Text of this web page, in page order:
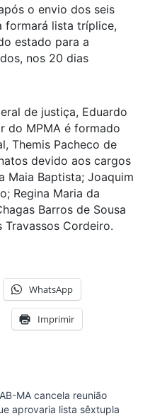
o envio dos seis
formará lista tríplice,
estado para a
nos 20 dias
de justiça, Eduardo
do MPMA é formado
Themis Pacheco de
devido aos cargos
Maia Baptista; Joaquim
Regina Maria da
Barros de Sousa
Travassos Cordeiro.
WhatsApp
Imprimir
MA cancela reunião
aprovaria lista sêxtupla